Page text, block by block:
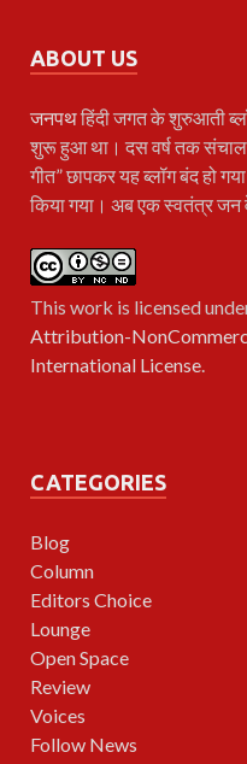
ABOUT US
जनपथहिंदी जगत के शुरुआती
शुरू हुआ था। दस वर्ष तक
गीत” छापकर यह ब्लॉग बंद हो
किया गया। अब एक स्वतंत्र
This work is licensed
Attribution-
International License
CATEGORIES
Blog
Column
Editors Choice
Lounge
Open Space
Review
Voices
Follow News